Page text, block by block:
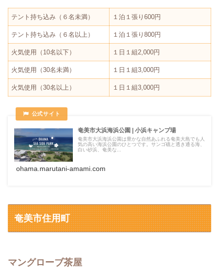
テント持ち込み（６名未満） １泊１張り600円
テント持ち込み（６名以上） １泊１張り800円
火気使用（10名以下） １日１組2,000円
火気使用（30名未満） １日１組3,000円
火気使用（30名以上） １日１組3,000円
奄美市大浜海浜公園 | 小浜キャンプ場
奄美市大浜海浜公園は豊かな自然あふれる奄美大島でも人
気の高い海浜公園のひとつです。サンゴ礁と透き通る海、
白い砂浜、奄美な...
ohama.marutani-amami.com
奄美市住用町
マングローブ茶屋